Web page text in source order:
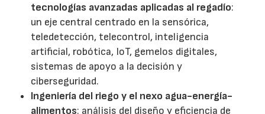
tecnologías avanzadas aplicadas al regadío:
un eje central centrado en la sensórica,
teledetección, telecontrol, inteligencia
artificial, robótica, IoT, gemelos digitales,
sistemas de apoyo a la decisión y
ciberseguridad.
Ingeniería del riego y el nexo agua-energía-
alimentos: análisis del diseño y eficiencia de